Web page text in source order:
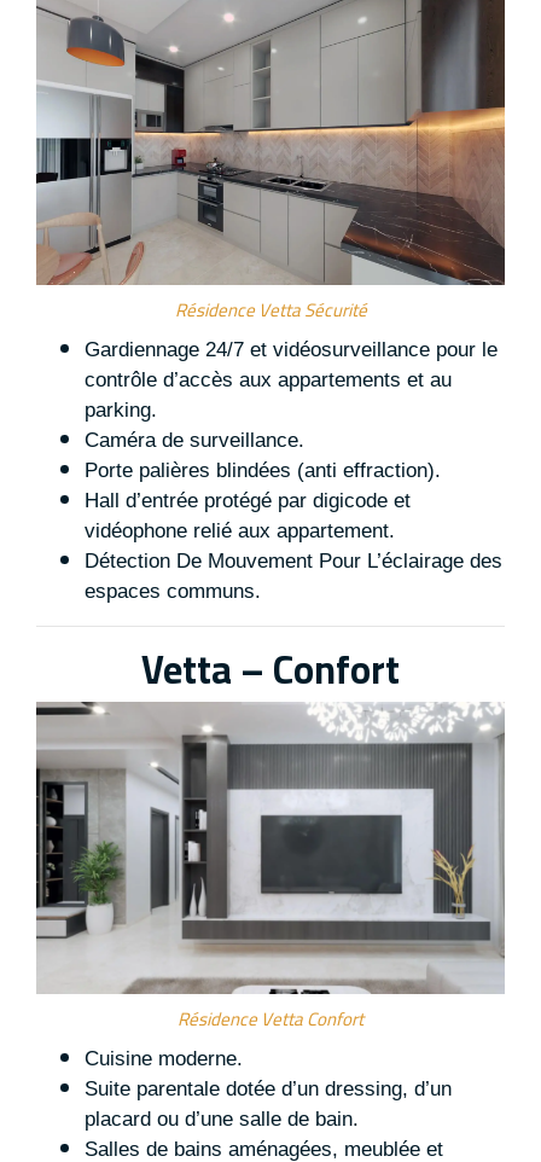
Résidence Vetta Sécurité
Gardiennage 24/7 et vidéosurveillance pour le
contrôle d’accès aux appartements et au
parking.
Caméra de surveillance.
Porte palières blindées (anti effraction).
Hall d’entrée protégé par digicode et
vidéophone relié aux appartement.
Détection De Mouvement Pour L’éclairage des
espaces communs.
Vetta – Confort
Résidence Vetta Confort
Cuisine moderne.
Suite parentale dotée d’un dressing, d’un
placard ou d’une salle de bain.
Salles de bains aménagées, meublée et